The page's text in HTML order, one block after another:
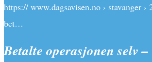
https:// www.dagsavisen.no › stavanger ›
bet…
Betalte operasjonen selv –